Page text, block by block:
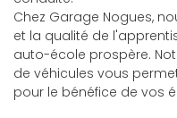
Chez Garage Nogues,
et la qualité de
auto-école prospère.
de véhicules vous
pour le bénéfice de vos